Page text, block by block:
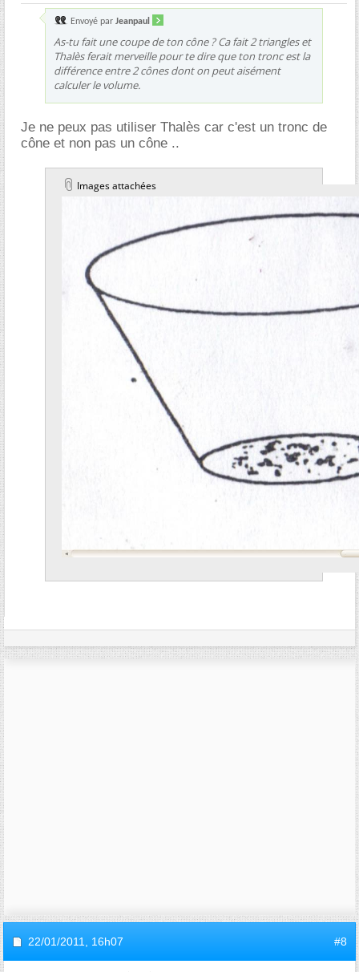
Envoyé par Jeanpaul
As-tu fait une coupe de ton cône ? Ca fait 2 triangles et
Thalès ferait merveille pour te dire que ton tronc est la
différence entre 2 cônes dont on peut aisément
calculer le volume.
Je ne peux pas utiliser Thalès car c'est un tronc de
cône et non pas un cône ..
Images attachées
22/01/2011, 16h07 #8